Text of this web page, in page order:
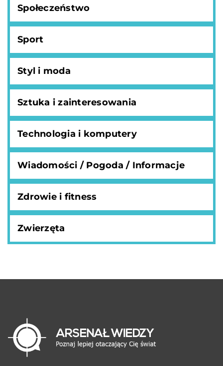
Społeczeństwo
Sport
Styl i moda
Sztuka i zainteresowania
Technologia i komputery
Wiadomości / Pogoda / Informacje
Zdrowie i fitness
Zwierzęta